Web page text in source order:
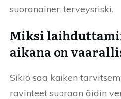
suoranainen terveysriski.
Miksi
aikana on
Sikiö saa kaiken
ravinteet suoraan äidin